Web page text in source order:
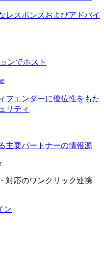
レスポンスおよびアドバイ
ンでホスト
フェンダーに優位性をもた
リティ
主要パートナーの情報源
対応のワンクリック連携
ン